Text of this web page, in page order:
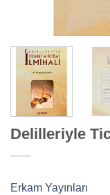
Delilleriyle
Erkam Yayınları